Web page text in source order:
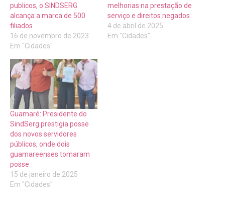
publicos, o SINDSERG
alcança a marca de 500
filiados
16 de novembro de 2023
Em "Cidades"
melhorias na prestação de
serviço e direitos negados
4 de abril de 2025
Em "Cidades"
Guamaré: Presidente do
SindSerg prestigia posse
dos novos servidores
públicos, onde dois
guamareenses tomaram
posse
15 de janeiro de 2025
Em "Cidades"